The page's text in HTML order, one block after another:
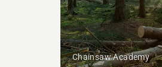
Chainsaw Academy